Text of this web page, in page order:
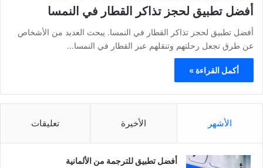
أفضل تطبيق لحجز تذاكر القطار في النمسا
أفضل تطبيق لحجز تذاكر القطار في النمسا. يبحث العديد من الأشخاص
عن طرق تجعل رحلتهم وتنقلهم عبر القطار في النمسا…
أكمل القراءة »
الأشهر الأخيرة تعليقات
أفضل تطبيق للترجمة من الألمانية